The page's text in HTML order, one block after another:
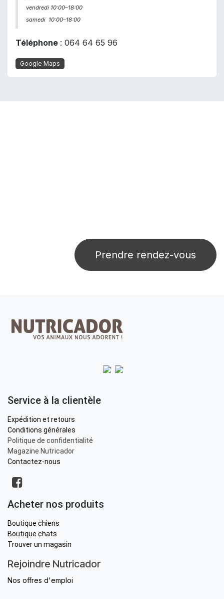
vendredi 10:00–18:00
samedi 10:00–18:00
Téléphone : 064 64 65 96
Google Maps
Prendre rendez-vous
Service à la clientèle
Expédition et retours
Conditions générales
Politique de confidentialité
Magazine Nutricador
Contactez-nous
Acheter nos produits
Boutique chiens
Boutique chats
Trouver un magasin
Rejoindre Nutricador
Nos offres d'emploi